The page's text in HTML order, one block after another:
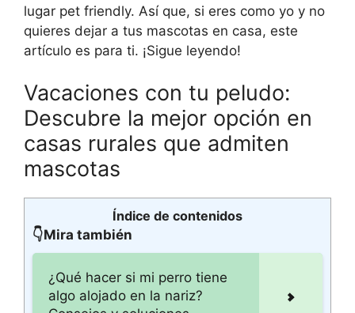
lugar pet friendly. Así que, si eres como yo y no
quieres dejar a tus mascotas en casa, este
artículo es para ti. ¡Sigue leyendo!
Vacaciones con tu peludo:
Descubre la mejor opción en
casas rurales que admiten
mascotas
Índice de contenidos
👇Mira también
¿Qué hacer si mi perro tiene
algo alojado en la nariz?